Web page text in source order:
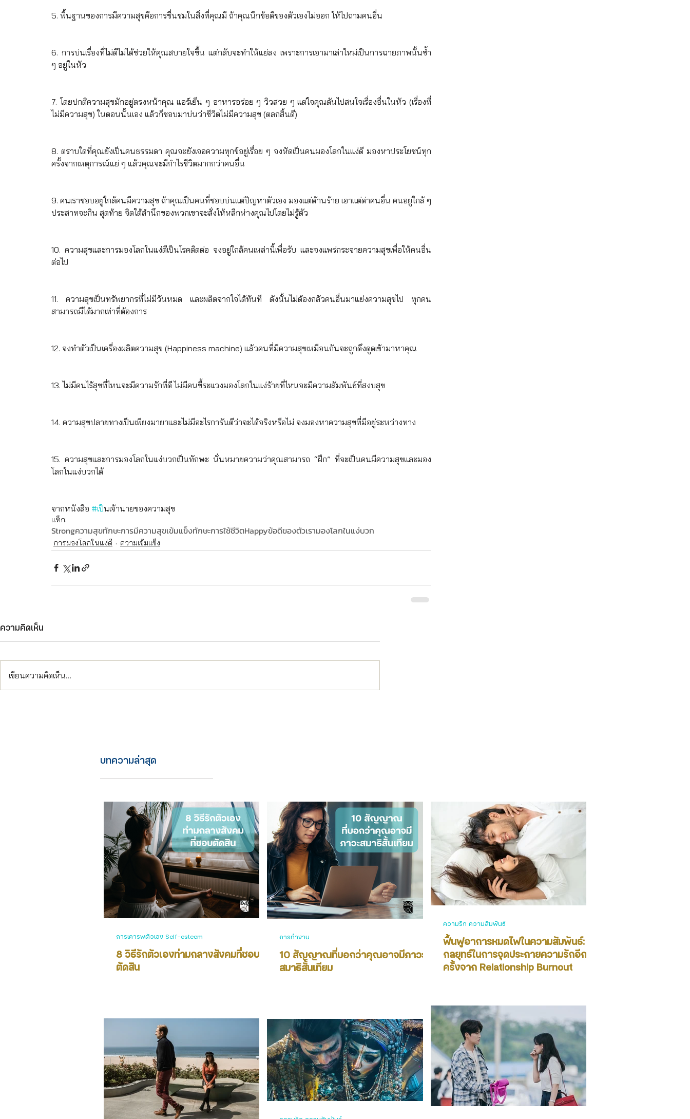
5. พื้นฐานของการมีความสุขคือการชื่นชมในสิ่งที่คุณมี ถ้าคุณนึกข้อดีของตัวเองไม่ออก ให้ไปถามคนอื่น
6. การบ่นเรื่องที่ไม่ดีไม่ได้ช่วยให้คุณสบายใจขึ้น แต่กลับจะทำให้แย่ลง เพราะการเอามาเล่าใหม่เป็นการฉายภาพนั้นซ้ำ
ๆ อยู่ในหัว
7. โดยปกติความสุขมักอยู่ตรงหน้าคุณ แอร์เย็น ๆ อาหารอร่อย ๆ วิวสวย ๆ แต่ใจคุณดันไปสนใจเรื่องอื่นในหัว (เรื่องที่
ไม่มีความสุข) ในตอนนั้นเอง แล้วก็ชอบมาบ่นว่าชีวิตไม่มีความสุข (ตลกสิ้นดี)
8. ตราบใดที่คุณยังเป็นคนธรรมดา คุณจะยังเจอความทุกข์อยู่เรื่อย ๆ จงหัดเป็นคนมองโลกในแง่ดี มองหาประโยชน์ทุก
ครั้งจากเหตุการณ์แย่ ๆ แล้วคุณจะมีกำไรชีวิตมากกว่าคนอื่น
9. คนเราชอบอยู่ใกล้คนมีความสุข ถ้าคุณเป็นคนที่ชอบบ่นแต่ปัญหาตัวเอง มองแต่ด้านร้าย เอาแต่ด่าคนอื่น คนอยู่ใกล้ ๆ
ประสาทจะกิน สุดท้าย จิตใต้สำนึกของพวกเขาจะสั่งให้หลีกห่างคุณไปโดยไม่รู้ตัว
10. ความสุขและการมองโลกในแง่ดีเป็นโรคติดต่อ จงอยู่ใกล้คนเหล่านี้เพื่อรับ และจงแพร่กระจายความสุขเพื่อให้คนอื่น
ต่อไป
11. ความสุขเป็นทรัพยากรที่ไม่มีวันหมด และผลิตจากใจได้ทันที ดังนั้นไม่ต้องกลัวคนอื่นมาแย่งความสุขไป ทุกคน
สามารถมีได้มากเท่าที่ต้องการ
12. จงทำตัวเป็นเครื่องผลิตความสุข (Happiness machine) แล้วคนที่มีความสุขเหมือนกันจะถูกดึงดูดเข้ามาหาคุณ
13. ไม่มีคนไร้สุขที่ไหนจะมีความรักที่ดี ไม่มีคนขี้ระแวงมองโลกในแง่ร้ายที่ไหนจะมีความสัมพันธ์ที่สงบสุข
14. ความสุขปลายทางเป็นเพียงมายาและไม่มีอะไรการันตีว่าจะได้จริงหรือไม่ จงมองหาความสุขที่มีอยู่ระหว่างทาง
15. ความสุขและการมองโลกในแง่บวกเป็นทักษะ นั่นหมายความว่าคุณสามารถ “ฝึก” ที่จะเป็นคนมีความสุขและมอง
โลกในแง่บวกได้
จากหนังสือ #เป็นเจ้านายของความสุข
แท็ก:
Strongความสุขทักษะการมีความสุขเข้มแข็งทักษะการใช้ชีวิตHappyข้อดีของตัวเรามองโลกในแง่บวก
การมองโลกในแง่ดี ความเข้มแข็ง
ความคิดเห็น
เขียนความคิดเห็น…
บทความล่าสุด
8 วิธีรักตัวเองท่ามกลางสังคมที่ชอบ
ตัดสิน
การเคารพตัวเอง Self-esteem
10 สัญญาณที่บอกว่าคุณอาจมีภาวะ
สมาธิสั้นเทียม
การทำงาน
ฟื้นฟูอาการหมดไฟในความสัมพันธ์:
กลยุทธ์ในการจุดประกายความรักอีก
ครั้งจาก Relationship Burnout
ความรัก ความสัมพันธ์